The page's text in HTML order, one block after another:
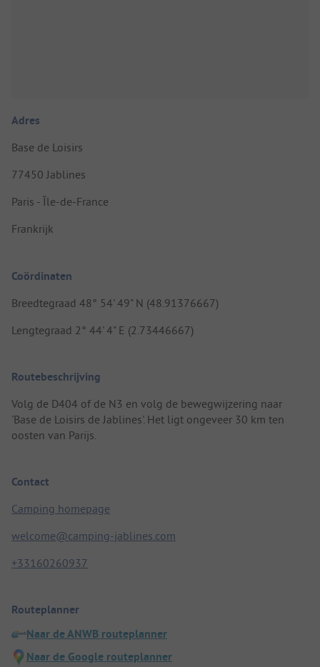
Adres
Base de Loisirs
77450 Jablines
Paris - Île-de-France
Frankrijk
Coördinaten
Breedtegraad 48° 54' 49" N (48.91376667)
Lengtegraad 2° 44' 4" E (2.73446667)
Routebeschrijving
Volg de D404 of de N3 en volg de bewegwijzering naar
'Base de Loisirs de Jablines'. Het ligt ongeveer 30 km ten
oosten van Parijs.
Contact
Camping homepage
welcome@camping-jablines.com
+33160260937
Routeplanner
Naar de ANWB routeplanner
Naar de Google routeplanner